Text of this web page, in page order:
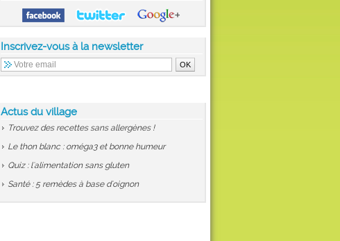
Inscrivez-vous à la newsletter
Actus du village
Trouvez des recettes sans allergènes !
Le thon blanc : oméga3 et bonne humeur
Quiz : l'alimentation sans gluten
Santé : 5 remèdes à base d'oignon